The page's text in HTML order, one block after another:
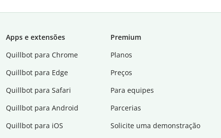
Apps e extensões
Quillbot para Chrome
Quillbot para Edge
Quillbot para Safari
Quillbot para Android
Quillbot para iOS
Premium
Planos
Preços
Para equipes
Parcerias
Solicite uma demonstração